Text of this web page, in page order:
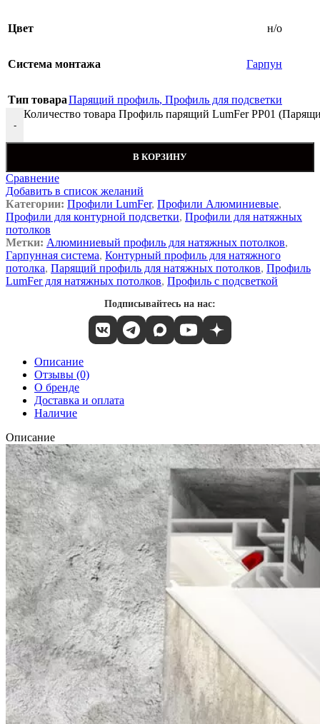
Цвет н/о
Система монтажа Гарпун
Тип товараПарящий профиль, Профиль для подсветки
-
Количество товара Профиль парящий LumFer PP01
В КОРЗИНУ
Сравнение
Добавить в список желаний
Категории: Профили LumFer, Профили Алюминиевые,
Профили для контурной подсветки, Профили для натяжных
потолков
Метки: Алюминиевый профиль для натяжных потолков,
Гарпунная система, Контурный профиль для натяжного
потолка, Парящий профиль для натяжных потолков, Профиль
LumFer для натяжных потолков, Профиль с подсветкой
Подписывайтесь на нас:
Описание
Отзывы (0)
О бренде
Доставка и оплата
Наличие
Описание